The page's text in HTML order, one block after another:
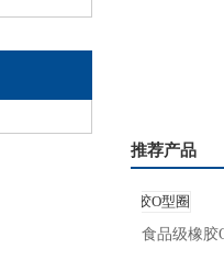
推荐产品
食品级橡胶O